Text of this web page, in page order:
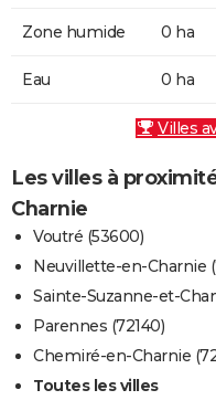
Zone humide 0 ha
Eau 0 ha
Villes
Les villes à
Charnie
Voutré (53600)
Neuvillette-en-Charnie
Sainte-Suzanne-et-
Parennes (72140)
Chemiré-en-Charnie
Toutes les villes